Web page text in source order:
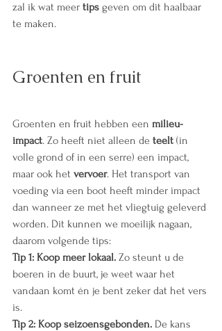
zal ik wat meer tips geven om dit haalbaar
te maken.
Groenten en fruit
Groenten en fruit hebben een milieu-
impact. Zo heeft niet alleen de teelt (in
volle grond of in een serre) een impact,
maar ook het vervoer. Het transport van
voeding via een boot heeft minder impact
dan wanneer ze met het vliegtuig geleverd
worden. Dit kunnen we moeilijk nagaan,
daarom volgende tips:
Tip 1: Koop meer lokaal. Zo steunt u de
boeren in de buurt, je weet waar het
vandaan komt én je bent zeker dat het vers
is.
Tip 2: Koop seizoensgebonden. De kans